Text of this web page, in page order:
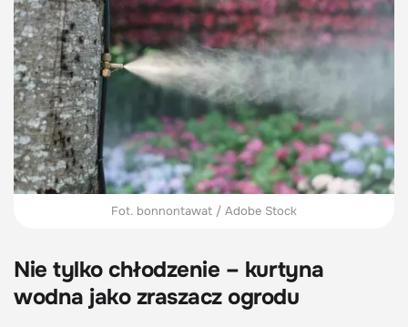
Fot. bonnontawat / Adobe Stock
Nie tylko chłodzenie – kurtyna
wodna jako zraszacz ogrodu